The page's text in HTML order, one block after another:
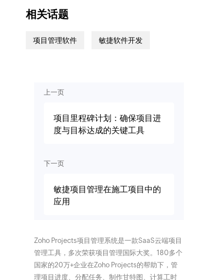
相关话题
项目管理软件 敏捷软件开发
上一页
项目里程碑计划：确保项目进
度与目标达成的关键工具
下一页
敏捷项目管理在施工项目中的
应用
Zoho Projects项目管理系统是一款SaaS云端项目
管理工具，多次荣获项目管理国际大奖。180多个
国家的20万+企业在Zoho Projects的帮助下，管
理项目进度、分配任务、制作甘特图、计算工时